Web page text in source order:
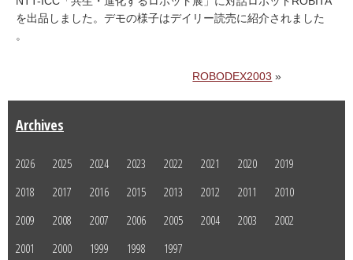
を出品しました。デモの様子はデイリー読売に紹介されました
。
ROBODEX2003 »
Archives
2026 2025 2024 2023 2022 2021 2020
2019
2018
2017 2016 2015 2013 2012 2011
2010
2009
2008 2007 2006 2005 2004 2003
2002
2001
2000 1999 1998 1997